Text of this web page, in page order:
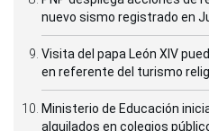
nuevo sismo registrado en
Visita del papa León XIV
en referente del turismo
Ministerio de Educación
alquilados en colegios